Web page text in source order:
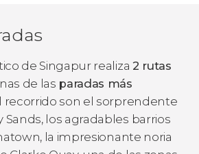
de Singapur realiza 2 rutas
de las paradas más
recorrido son el sorprendente
Sands, los agradables barrios
la impresionante noria